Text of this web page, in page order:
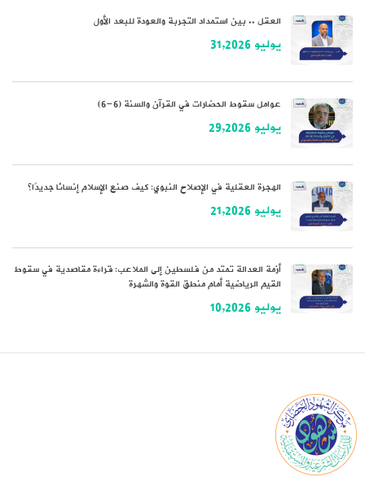
العقل .. بين استمداد التجربة والعودة للبعد الأول
يوليو 31,2026
عوامل سقوط الحضارات في القرآن والسنة (6-6)
يوليو 29,2026
الهجرة العقلية في الإصلاح النبوي: كيف صنع الإسلام إنسانًا جديدًا؟
يوليو 21,2026
أزمة العدالة تمتد من فلسطين إلى الملاعب: قراءة مقاصدية في سقوط
القيم الرياضية أمام منطق القوة والشهرة
يوليو 10,2026